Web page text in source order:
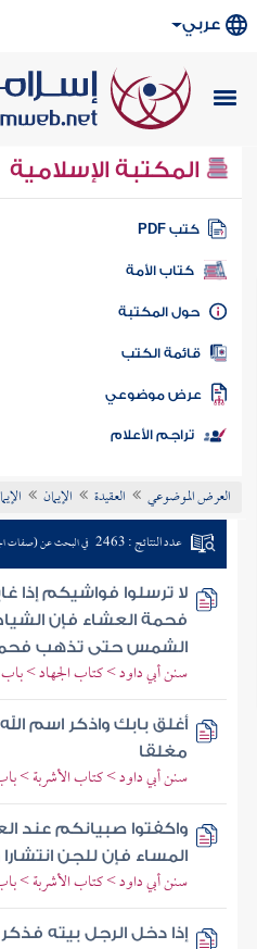
عربي
المكتبة الإسلامية
كتب PDF
كتاب الأمة
المكتبة
الكتب
موضوعي
تراجم الأعلام
العرض الموضوعي العقيدة الإيمان
عدد النتائج : 2463 في البحث عن (صفات
لا ترسلوا فواشيكم
فحمة العشاء فإن
الشمس حتى تذهب
سنن أبي داود > كتاب الجهاد > باب
أغلق بابك واذكر اسم
مغلقا
سنن أبي داود > كتاب الأشربة > باب
واكفتوا صبيانكم عند
المساء فإن للجن
سنن أبي داود > كتاب الأشربة > باب
إذا دخل الرجل بيته